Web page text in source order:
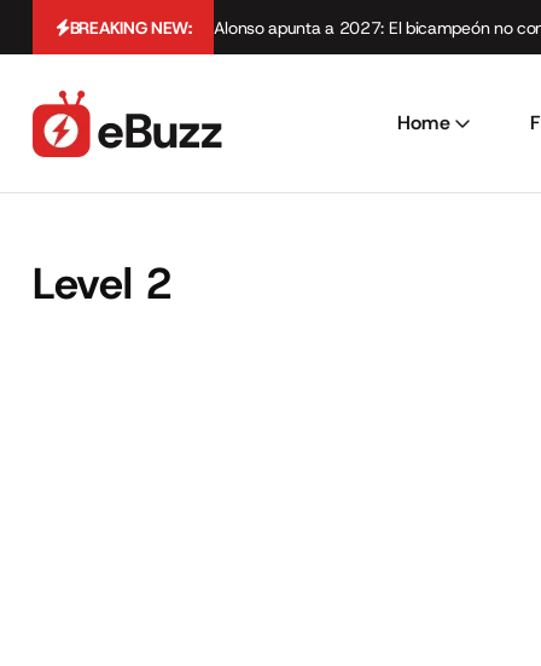
BREAKING NEW: Alonso apunta a 2027: El bicampeón no
Home
Level 2